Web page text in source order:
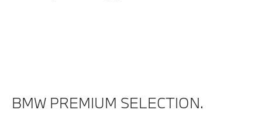
BMW PREMIUM SELECTION.